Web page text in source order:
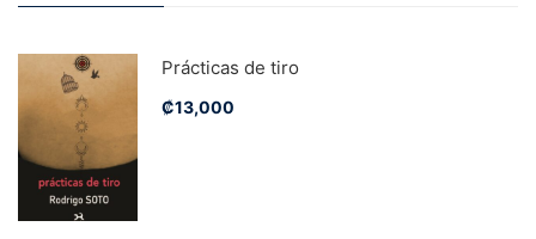
Prácticas de tiro
₡13,000